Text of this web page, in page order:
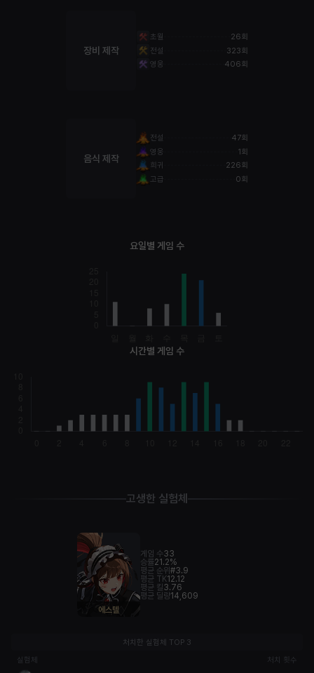
장비 제작
초월
26회
전설
323회
영웅
406회
음식 제작
전설
47회
영웅
1회
희귀
226회
고급
0회
요일별 게임 수
시간별 게임 수
고생한 실험체
에스텔
게임 수33
승률21.2%
평균 순위 #3.9
평균 TK12.12
평균 킬3.76
평균 딜량14,609
처치한 실험체 TOP 3
실험체
처치 횟수